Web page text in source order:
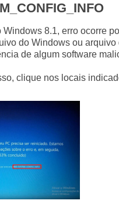
8.1, erro ocorre
do Windows ou arquivo
de algum software
clique nos locais